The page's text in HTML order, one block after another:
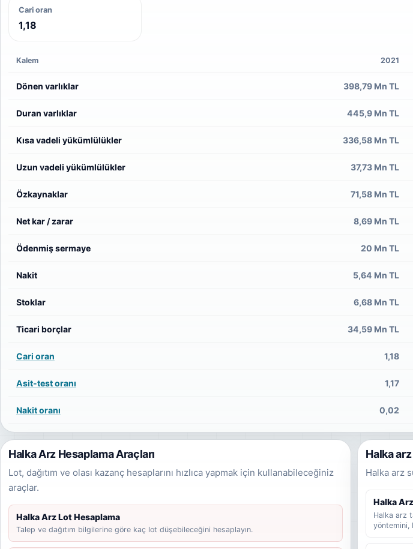
Cari oran
1,18
Kalem 2021
Dönen varlıklar 398,79 Mn TL
Duran varlıklar 445,9 Mn TL
Kısa vadeli yükümlülükler 336,58 Mn TL
Uzun vadeli yükümlülükler 37,73 Mn TL
Özkaynaklar 71,58 Mn TL
Net kar / zarar 8,69 Mn TL
Ödenmiş sermaye 20 Mn TL
Nakit 5,64 Mn TL
Stoklar 6,68 Mn TL
Ticari borçlar 34,59 Mn TL
Cari oran 1,18
Asit-test oranı 1,17
Nakit oranı 0,02
Halka Arz Hesaplama Araçları
Lot, dağıtım ve olası kazanç hesaplarını hızlıca yapmak için kullanabileceğiniz
araçlar.
Halka Arz Lot Hesaplama
Talep ve dağıtım bilgilerine göre kaç lot düşebileceğini hesaplayın.
Halka
Halka arz
Halka
Halka arz
yöntemini,